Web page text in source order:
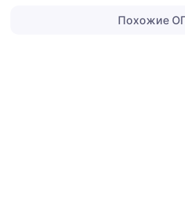
Похожие